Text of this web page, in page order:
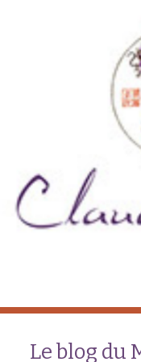
Le blog du